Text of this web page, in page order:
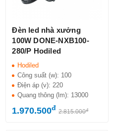
Đèn led nhà xưởng
100W DONE-NXB100-
280/P Hodiled
Hodiled
Công suất (w): 100
Điện áp (v):220
Quang thông (lm): 13000
1.970.500đ 2.815.000đ